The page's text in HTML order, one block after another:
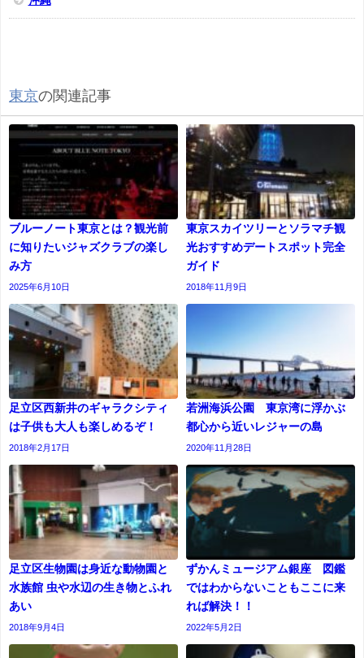
東京の関連記事
ブルーノート東京とは？観光前
に知りたいジャズクラブの楽し
み方
2025年6月10日
東京スカイツリーとソラマチ観
光おすすめデートスポット完全
ガイド
2018年11月9日
足立区西新井のギャラクシティ
は子供も大人も楽しめるぞ！
2018年2月17日
若洲海浜公園 東京湾に浮かぶ
都心から近いレジャーの島
2020年11月28日
足立区生物園は身近な動物園と
水族館 虫や水辺の生き物とふれ
あい
2018年9月4日
ずかんミュージアム銀座 図鑑
ではわからないこともここに来
れば解決！！
2022年5月2日